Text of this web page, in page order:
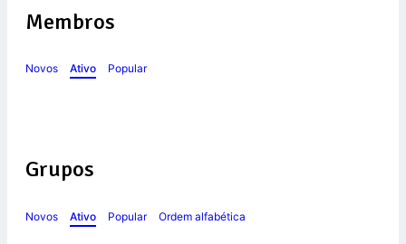
Membros
Novos Ativo Popular
Grupos
Novos Ativo Popular Ordem alfabética